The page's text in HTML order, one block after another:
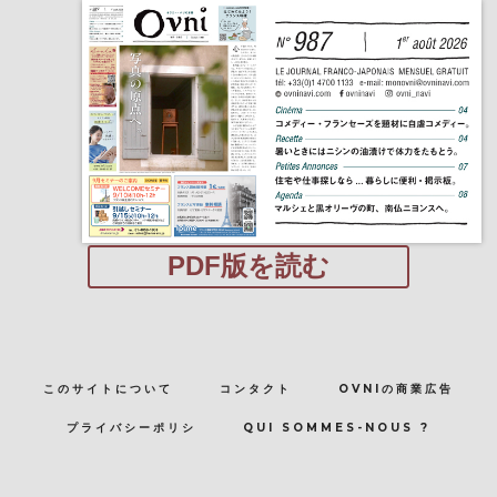
PDF版を読む
このサイトについて コンタクト OVNIの商業広告
プライバシーポリシ QUI SOMMES-NOUS ?